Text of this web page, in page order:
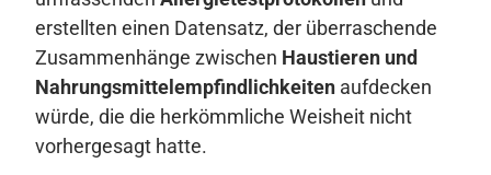
erstellten einen Datensatz, der überraschende
Zusammenhänge zwischen Haustieren und
Nahrungsmittelempfindlichkeiten aufdecken
würde, die die herkömmliche Weisheit nicht
vorhergesagt hatte.